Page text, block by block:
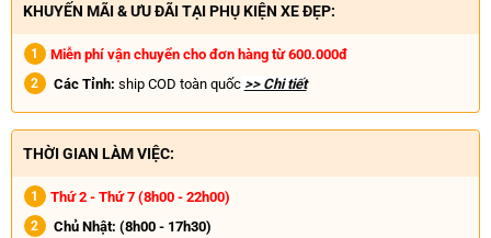
KHUYẾN MÃI & ƯU ĐÃI TẠI PHỤ KIỆN XE ĐẸP:
Miễn phí vận chuyển cho đơn hàng từ 600.000đ
Các Tỉnh: ship COD toàn quốc >> Chi tiết
THỜI GIAN LÀM VIỆC:
Thứ 2 - Thứ 7 (8h00 - 22h00)
Chủ Nhật: (8h00 - 17h30)